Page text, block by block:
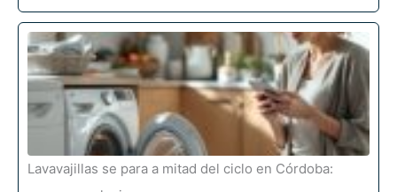
Lavavajillas se para a mitad del ciclo en Córdoba: